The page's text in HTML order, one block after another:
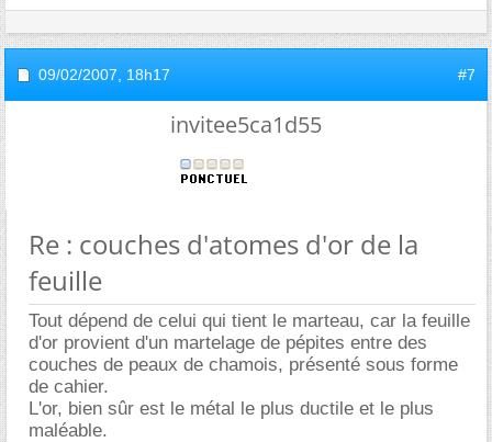
09/02/2007, 18h17 #7
invitee5ca1d55
Re : couches d'atomes d'or de la
feuille
Tout dépend de celui qui tient le marteau, car la feuille
d'or provient d'un martelage de pépites entre des
couches de peaux de chamois, présenté sous forme
de cahier.
L'or, bien sûr est le métal le plus ductile et le plus
maléable.